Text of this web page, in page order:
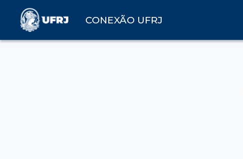
CONEXÃO UFRJ